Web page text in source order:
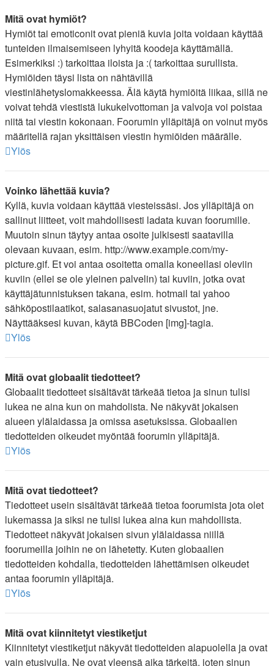
Mitä ovat hymiöt?
Hymiöt tai emoticonit ovat pieniä kuvia joita voidaan käyttää
tunteiden ilmaisemiseen lyhyitä koodeja käyttämällä.
Esimerkiksi :) tarkoittaa iloista ja :( tarkoittaa surullista.
Hymiöiden täysi lista on nähtävillä
viestinlähetyslomakkeessa. Älä käytä hymiöitä liikaa, sillä ne
voivat tehdä viestistä lukukelvottoman ja valvoja voi poistaa
niitä tai viestin kokonaan. Foorumin ylläpitäjä on voinut myös
määritellä rajan yksittäisen viestin hymiöiden määrälle.
Ylös
Voinko lähettää kuvia?
Kyllä, kuvia voidaan käyttää viesteissäsi. Jos ylläpitäjä on
sallinut liitteet, voit mahdollisesti ladata kuvan foorumille.
Muutoin sinun täytyy antaa osoite julkisesti saatavilla
olevaan kuvaan, esim. http://www.example.com/my-
picture.gif. Et voi antaa osoitetta omalla koneellasi oleviin
kuviin (ellei se ole yleinen palvelin) tai kuviin, jotka ovat
käyttäjätunnistuksen takana, esim. hotmail tai yahoo
sähköpostilaatikot, salasanasuojatut sivustot, jne.
Näyttääksesi kuvan, käytä BBCoden [img]-tagia.
Ylös
Mitä ovat globaalit tiedotteet?
Globaalit tiedotteet sisältävät tärkeää tietoa ja sinun tulisi
lukea ne aina kun on mahdolista. Ne näkyvät jokaisen
alueen ylälaidassa ja omissa asetuksissa. Globaalien
tiedotteiden oikeudet myöntää foorumin ylläpitäjä.
Ylös
Mitä ovat tiedotteet?
Tiedotteet usein sisältävät tärkeää tietoa foorumista jota olet
lukemassa ja siksi ne tulisi lukea aina kun mahdollista.
Tiedotteet näkyvät jokaisen sivun ylälaidassa niillä
foorumeilla joihin ne on lähetetty. Kuten globaalien
tiedotteiden kohdalla, tiedotteiden lähettämisen oikeudet
antaa foorumin ylläpitäjä.
Ylös
Mitä ovat kiinnitetyt viestiketjut
Kiinnitetyt viestiketjut näkyvät tiedotteiden alapuolella ja ovat
vain etusivulla. Ne ovat yleensä aika tärkeitä, joten sinun